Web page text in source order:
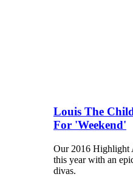
Louis The
For 'Weekend'
Our 2016 Highlight
this year with an
divas.